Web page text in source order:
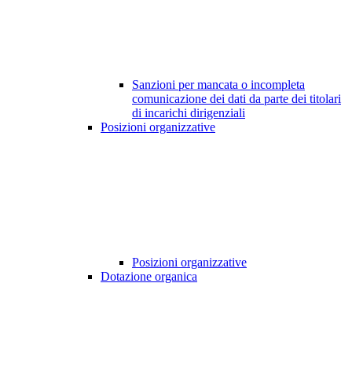
Sanzioni per mancata o incompleta
comunicazione dei dati da parte dei titolari
di incarichi dirigenziali
Posizioni organizzative
Posizioni organizzative
Dotazione organica